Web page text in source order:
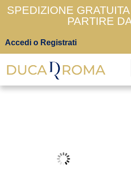
SPEDIZIONE
PARTIRE
Accedi o Registrati